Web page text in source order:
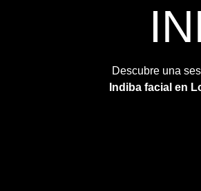
Descubre una
Indiba facial en